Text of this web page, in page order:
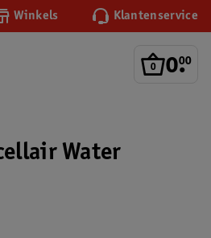
Winkels Klantenservice
0.
00
Water